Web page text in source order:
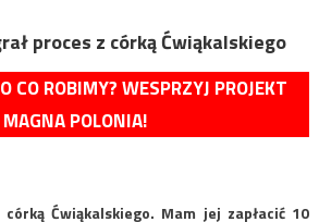
proces z córką Ćwiąkalskiego
CO ROBIMY? WESPRZYJ PROJEKT
MAGNA POLONIA!
córką Ćwiąkalskiego. Mam jej zapłacić 10